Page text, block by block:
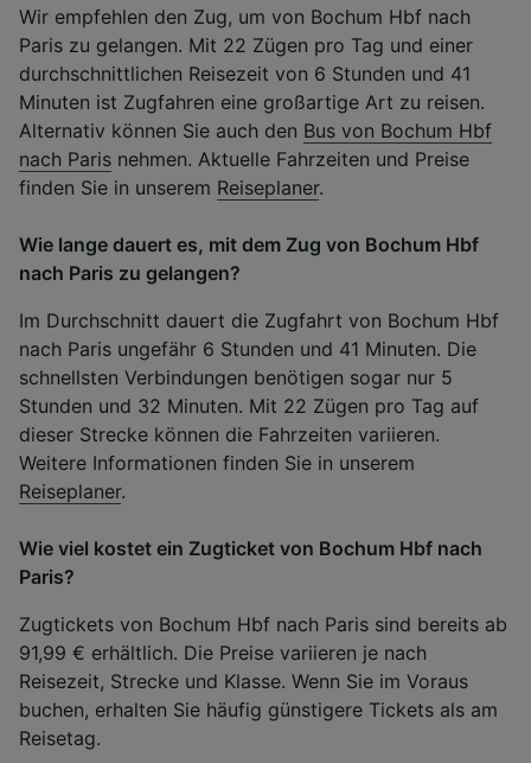
Wir empfehlen den Zug, um von Bochum Hbf nach
Paris zu gelangen. Mit 22 Zügen pro Tag und einer
durchschnittlichen Reisezeit von 6 Stunden und 41
Minuten ist Zugfahren eine großartige Art zu reisen.
Alternativ können Sie auch den Bus von Bochum Hbf
nach Paris nehmen. Aktuelle Fahrzeiten und Preise
finden Sie in unserem Reiseplaner.
Wie lange dauert es, mit dem Zug von Bochum Hbf
nach Paris zu gelangen?
Im Durchschnitt dauert die Zugfahrt von Bochum Hbf
nach Paris ungefähr 6 Stunden und 41 Minuten. Die
schnellsten Verbindungen benötigen sogar nur 5
Stunden und 32 Minuten. Mit 22 Zügen pro Tag auf
dieser Strecke können die Fahrzeiten variieren.
Weitere Informationen finden Sie in unserem
Reiseplaner.
Wie viel kostet ein Zugticket von Bochum Hbf nach
Paris?
Zugtickets von Bochum Hbf nach Paris sind bereits ab
91,99 € erhältlich. Die Preise variieren je nach
Reisezeit, Strecke und Klasse. Wenn Sie im Voraus
buchen, erhalten Sie häufig günstigere Tickets als am
Reisetag.